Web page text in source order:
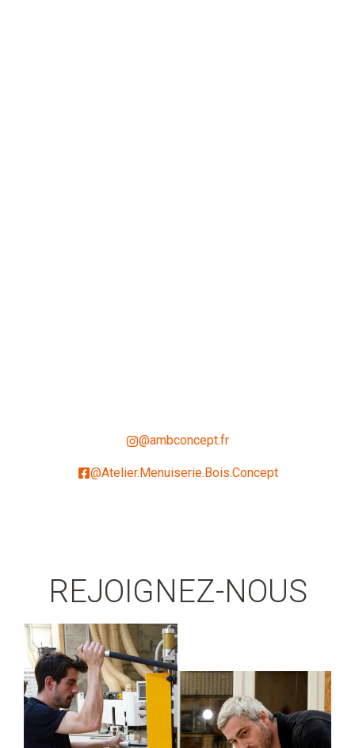
@ambconcept.fr
@Atelier.Menuiserie.Bois.Concept
REJOIGNEZ-NOUS